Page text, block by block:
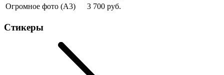
Огромное фото (А3)
3 700 руб.
Стикеры